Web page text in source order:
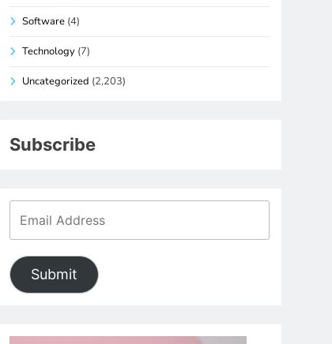
Software (4)
Technology (7)
Uncategorized (2,203)
Subscribe
Submit